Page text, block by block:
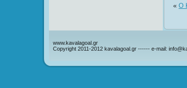
« Ο
www.kavalagoal.gr
Copyright 2011-2012 kavalagoal.gr ------ e-mail: